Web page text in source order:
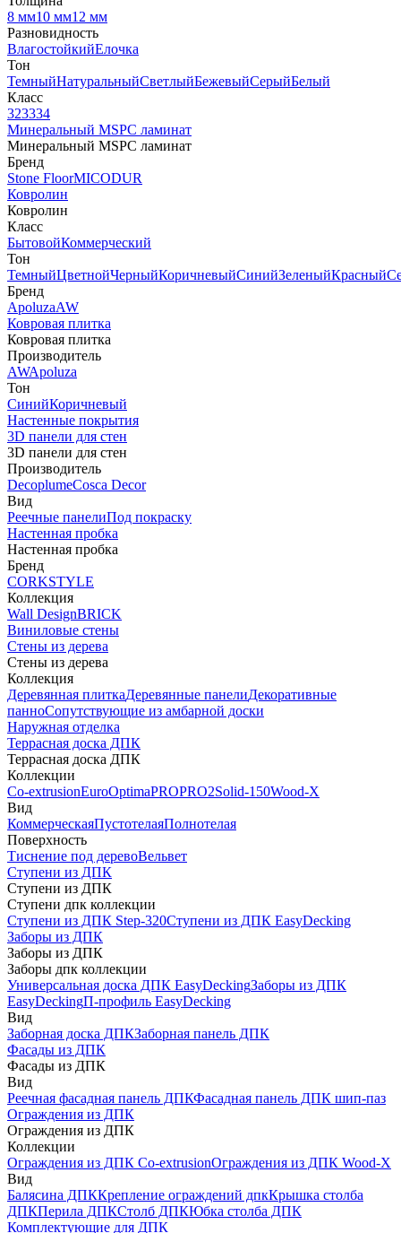
8 мм10 мм12 мм
Разновидность
ВлагостойкийЕлочка
Тон
ТемныйНатуральныйСветлыйБежевыйСерыйБелый
Класс
323334
Минеральный MSPC ламинат
Минеральный MSPC ламинат
Бренд
Stone FloorMICODUR
Ковролин
Ковролин
Класс
БытовойКоммерческий
Тон
ТемныйЦветнойЧерныйКоричневыйСинийЗеленыйКрасный
Бренд
ApoluzaAW
Ковровая плитка
Ковровая плитка
Производитель
AWApoluza
Тон
СинийКоричневый
Настенные покрытия
3D панели для стен
3D панели для стен
Производитель
DecoplumeCosca Decor
Вид
Реечные панелиПод покраску
Настенная пробка
Настенная пробка
Бренд
CORKSTYLE
Коллекция
Wall DesignBRICK
Виниловые стены
Стены из дерева
Стены из дерева
Коллекция
Деревянная плиткаДеревянные панелиДекоративные
панноСопутствующие из амбарной доски
Наружная отделка
Террасная доска ДПК
Террасная доска ДПК
Коллекции
Co-extrusionEuroOptimaPROPRO2Solid-150Wood-X
Вид
КоммерческаяПустотелаяПолнотелая
Поверхность
Тиснение под деревоВельвет
Ступени из ДПК
Ступени из ДПК
Ступени дпк коллекции
Ступени из ДПК Step-320Ступени из ДПК EasyDecking
Заборы из ДПК
Заборы из ДПК
Заборы дпк коллекции
Универсальная доска ДПК EasyDeckingЗаборы из ДПК
EasyDeckingП-профиль EasyDecking
Вид
Заборная доска ДПКЗаборная панель ДПК
Фасады из ДПК
Фасады из ДПК
Вид
Реечная фасадная панель ДПКФасадная панель ДПК шип-паз
Ограждения из ДПК
Ограждения из ДПК
Коллекции
Ограждения из ДПК Co-extrusionОграждения из ДПК Wood-X
Вид
Балясина ДПККрепление ограждений дпкКрышка столба
ДПКПерила ДПКСтолб ДПКЮбка столба ДПК
Комплектующие для ДПК